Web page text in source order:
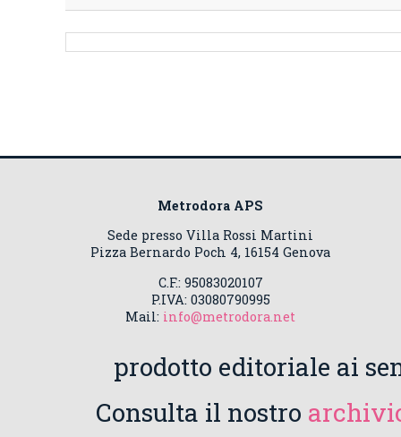
Metrodora APS
Sede presso Villa Rossi Martini
Pizza Bernardo Poch 4, 16154 Genova
C.F.: 95083020107
P.IVA: 03080790995
Mail: info@metrodora.net
prodotto editoriale ai
Consulta il nostro